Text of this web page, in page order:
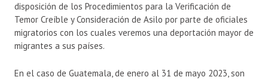
disposición de los Procedimientos para la Verificación de
Temor Creíble y Consideración de Asilo por parte de oficiales
migratorios con los cuales veremos una deportación mayor de
migrantes a sus países.
En el caso de Guatemala, de enero al 31 de mayo 2023, son